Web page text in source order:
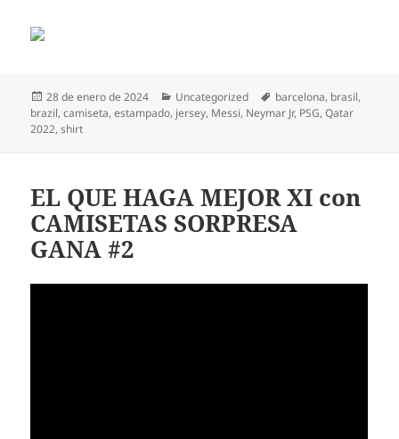
Publicado
el
28 de enero de 2024 Categorías
Uncategorized Etiquetas
barcelona, brasil,
brazil,camiseta,estampado, jersey, Messi, Neymar Jr, PSG,Qatar
2022,shirt
EL QUE HAGA MEJOR XI con
CAMISETAS SORPRESA
GANA #2